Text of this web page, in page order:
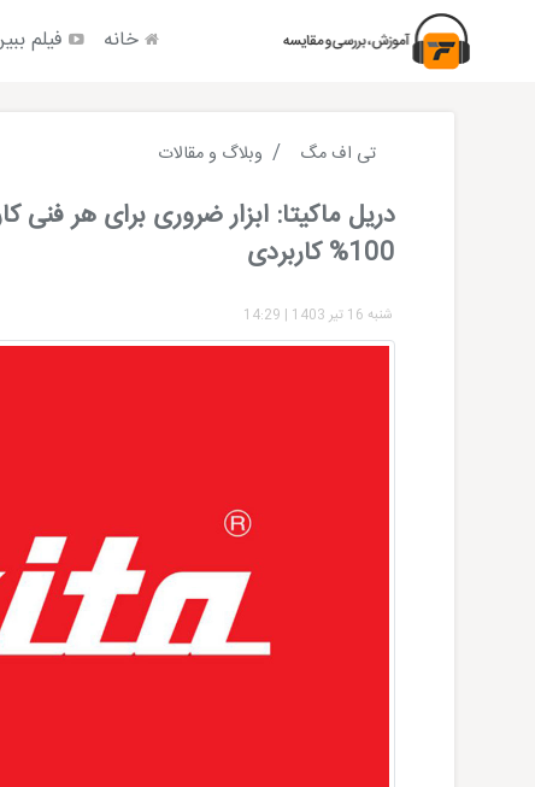
خانه فیلم
تی اف مگ وبلاگ و مقالات
دریل ماکیتا: ابزار ضروری برای هر فنی
100% کاربردی
شنبه 16 تیر 1403 |
14:29